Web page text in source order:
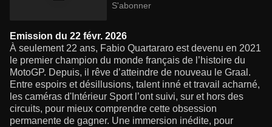
S'abonner
Emission du 22 févr. 2026
À seulement 22 ans, Fabio Quartararo est devenu en 2021
le premier champion du monde français de l’histoire du
MotoGP. Depuis, il rêve d’atteindre de nouveau le Graal.
Entre espoirs et désillusions, talent inné et travail acharné,
les caméras d'Intérieur Sport l’ont suivi, sur et hors des
circuits, pour mieux comprendre cette obsession
permanente de gagner. Une immersion inédite, pour